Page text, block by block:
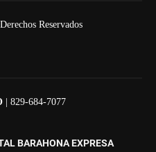
Derechos Reservados
| 829-684-7077
BARAHONA EXPRESA